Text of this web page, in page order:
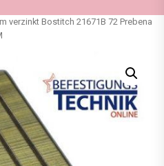
verzinkt Bostitch 21671B 72 Prebena